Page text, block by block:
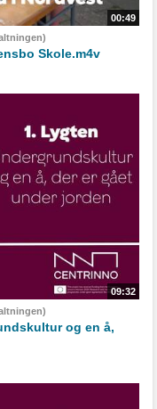
00:49
Skole.m4v
09:32
og en å,